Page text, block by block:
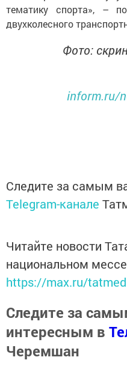
тематику спорта», –
двухколесного
Фото:
inform.ru/
Следите за самым
Telegram-канале
Читайте новости
национальном
https://max.ru/
Следите за
интересным в
Черемшан